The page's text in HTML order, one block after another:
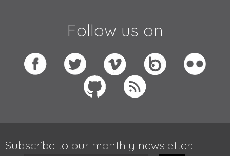
Follow us on
Subscribe to our monthly newsletter: